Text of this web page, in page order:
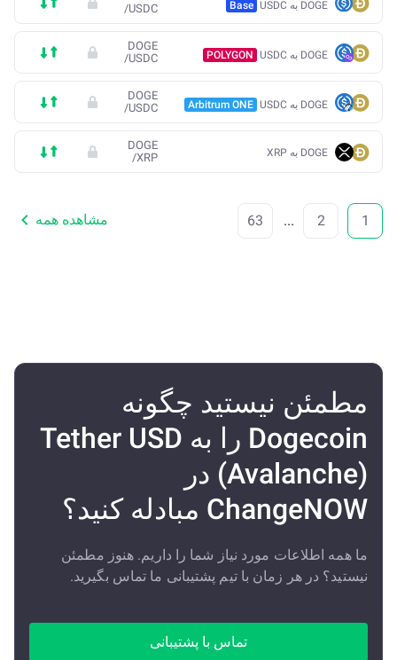
DOGE به USDC Base
/USDC
DOGE به USDC POLYGON
DOGE
/USDC
DOGE به USDC Arbitrum ONE
DOGE
/USDC
DOGE به XRP
DOGE
/XRP
1
2
...
63 مشاهده همه
مطمئن نیستید چگونه
Dogecoin را به Tether USD
(Avalanche) در
ChangeNOW مبادله کنید؟
ما همه اطلاعات مورد نیاز شما را داریم. هنوز مطمئن
نیستید؟ در هر زمان با تیم پشتیبانی ما تماس بگیرید.
تماس با پشتیبانی